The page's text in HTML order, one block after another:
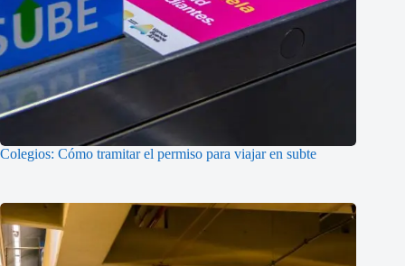
Colegios: Cómo tramitar el permiso para viajar en subte